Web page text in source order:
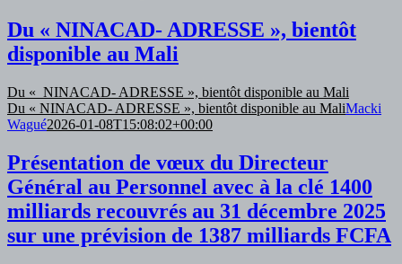
Du « NINACAD- ADRESSE », bientôt
disponible au Mali
Du « NINACAD- ADRESSE », bientôt disponible au Mali
Du « NINACAD- ADRESSE », bientôt disponible au MaliMacki
Wagué2026-01-08T15:08:02+00:00
Présentation de vœux du Directeur
Général au Personnel avec à la clé 1400
milliards recouvrés au 31 décembre 2025
sur une prévision de 1387 milliards FCFA